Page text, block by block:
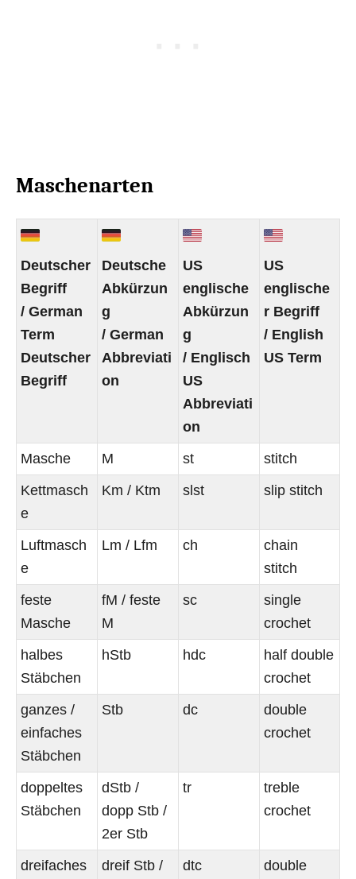
Maschenarten
Deutscher
Begriff
/ German
Term
Deutscher
Begriff
Deutsche
Abkürzun
g
/ German
Abbreviati
on
US
englische
Abkürzun
g
/ Englisch
US
Abbreviati
on
US
englische
r Begriff
/ English
US Term
Masche M st
stitch
Kettmasch
e
Km / Ktm slst slip stitch
Luftmasch
e
Lm / Lfm ch
chain
stitch
feste
Masche
fM / feste
M
sc
single
crochet
halbes
Stäbchen
hStb hdc
half double
crochet
ganzes /
einfaches
Stäbchen
Stb dc
double
crochet
doppeltes
Stäbchen
dStb /
dopp Stb /
2er Stb
tr
treble
crochet
dreifaches
dreif Stb /
dtc
double